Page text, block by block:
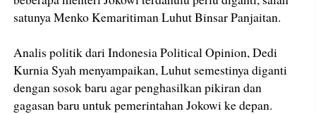
satunya Menko Kemaritiman Luhut Binsar Panjaitan.
Analis politik dari Indonesia Political Opinion, Dedi
Kurnia Syah menyampaikan, Luhut semestinya diganti
dengan sosok baru agar penghasilkan pikiran dan
gagasan baru untuk pemerintahan Jokowi ke depan.